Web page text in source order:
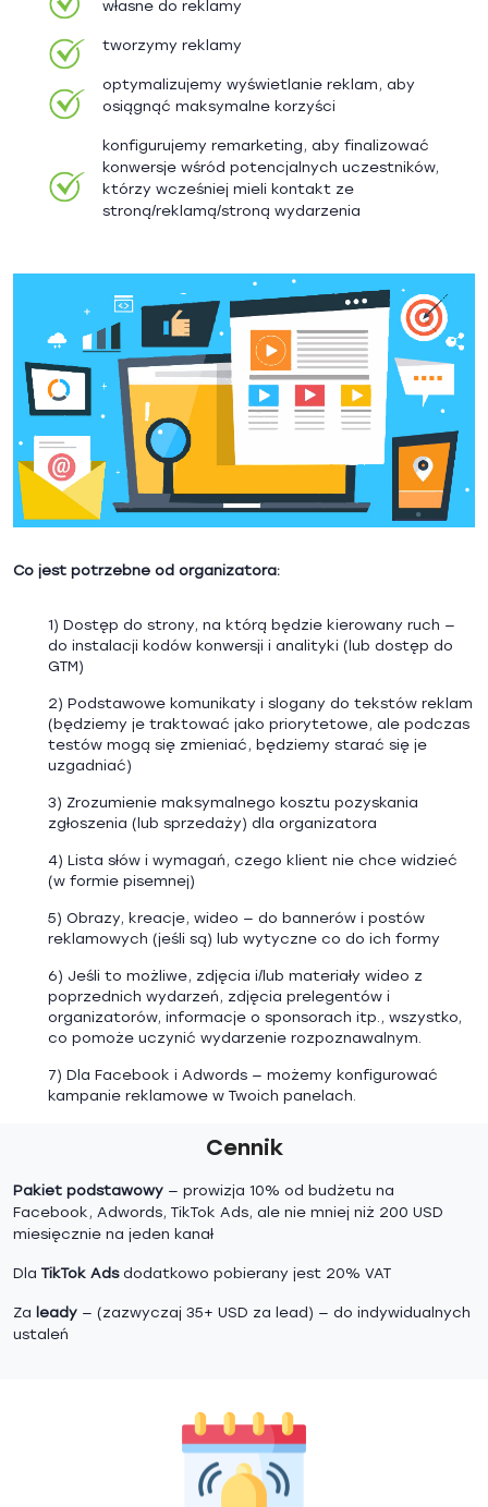
własne do reklamy
tworzymy reklamy
optymalizujemy wyświetlanie reklam, aby
osiągnąć maksymalne korzyści
konfigurujemy remarketing, aby finalizować
konwersje wśród potencjalnych uczestników,
którzy wcześniej mieli kontakt ze
stroną/reklamą/stroną wydarzenia
Co jest potrzebne od organizatora:
1) Dostęp do strony, na którą będzie kierowany ruch —
do instalacji kodów konwersji i analityki (lub dostęp do
GTM)
2) Podstawowe komunikaty i slogany do tekstów reklam
(będziemy je traktować jako priorytetowe, ale podczas
testów mogą się zmieniać, będziemy starać się je
uzgadniać)
3) Zrozumienie maksymalnego kosztu pozyskania
zgłoszenia (lub sprzedaży) dla organizatora
4) Lista słów i wymagań, czego klient nie chce widzieć
(w formie pisemnej)
5) Obrazy, kreacje, wideo — do bannerów i postów
reklamowych (jeśli są) lub wytyczne co do ich formy
6) Jeśli to możliwe, zdjęcia i/lub materiały wideo z
poprzednich wydarzeń, zdjęcia prelegentów i
organizatorów, informacje o sponsorach itp., wszystko,
co pomoże uczynić wydarzenie rozpoznawalnym.
7) Dla Facebook i Adwords — możemy konfigurować
kampanie reklamowe w Twoich panelach.
Cennik
Pakiet podstawowy — prowizja 10% od budżetu na
Facebook, Adwords, TikTok Ads, ale nie mniej niż 200 USD
miesięcznie na jeden kanał
Dla TikTok Adsdodatkowo pobierany jest 20% VAT
Za leady — (zazwyczaj 35+ USD za lead) — do indywidualnych
ustaleń